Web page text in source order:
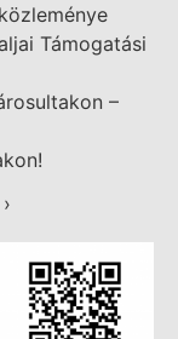
Támogatási
–